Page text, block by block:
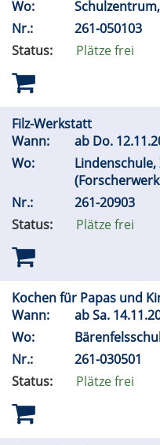
Wo:
Schulzentrum,
Nr.:
261-050103
Status:
Plätze frei
Filz-Werkstatt
Wann:
ab Do.
Wo:
Lindenschule,
Nr.:
261-20903
Status:
Plätze frei
Kochen für Papas und
Wann:
abSa.
Wo:
Nr.:
261-030501
Status:
Plätze frei